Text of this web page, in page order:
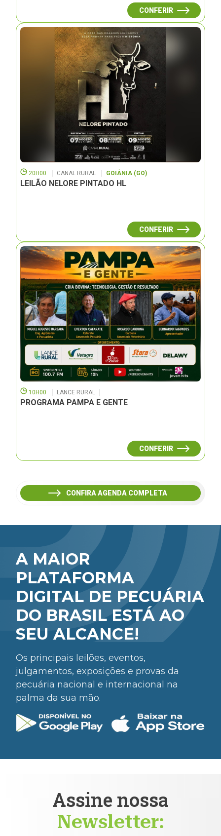
CONFERIR
20H00 CANAL RURAL GOIÂNIA (GO)
LEILÃO NELORE PINTADO HL
CONFERIR
10H00 LANCE RURAL
PROGRAMA PAMPA E GENTE
CONFERIR
CONFIRA AGENDA COMPLETA
A MAIOR
PLATAFORMA
DIGITAL DE PECUÁRIA
DO BRASIL ESTÁ AO
SEU ALCANCE!
Os principais leilões, eventos,
julgamentos, exposições e provas da
pecuária nacional e internacional na
palma da sua mão.
Assine nossa
Newsletter: